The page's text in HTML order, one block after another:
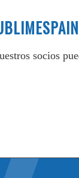
socios